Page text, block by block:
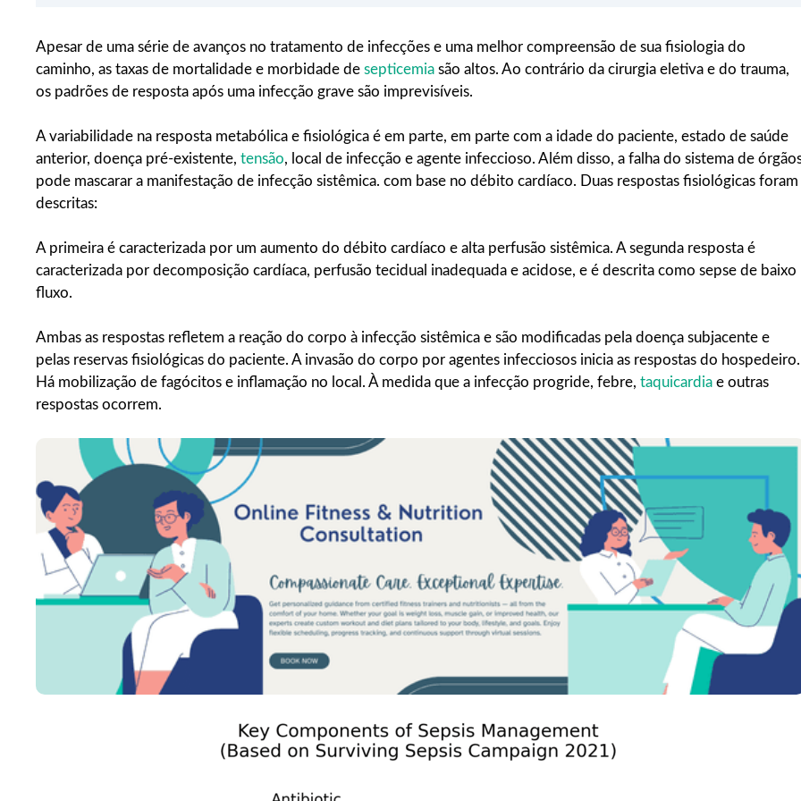
Apesar de uma série de avanços no tratamento de infecções e uma melhor compreensão de sua fisiologia do
caminho, as taxas de mortalidade e morbidade de septicemia são altos. Ao contrário da cirurgia eletiva e do trauma,
os padrões de resposta após uma infecção grave são imprevisíveis.
A variabilidade na resposta metabólica e fisiológica é em parte, em parte com a idade do paciente, estado de saúde
anterior, doença pré-existente, tensão, local de infecção e agente infeccioso. Além disso, a falha do sistema de
pode mascarar a manifestação de infecção sistêmica. com base no débito cardíaco. Duas respostas fisiológicas foram
descritas:
A primeira é caracterizada por um aumento do débito cardíaco e alta perfusão sistêmica. A segunda resposta é
caracterizada por decomposição cardíaca, perfusão tecidual inadequada e acidose, e é descrita como sepse de baixo
fluxo.
Ambas as respostas refletem a reação do corpo à infecção sistêmica e são modificadas pela doença subjacente e
pelas reservas fisiológicas do paciente. A invasão do corpo por agentes infecciosos inicia as respostas do hospedeiro.
Há mobilização de fagócitos e inflamação no local. À medida que a infecção progride, febre, taquicardia e outras
respostas ocorrem.